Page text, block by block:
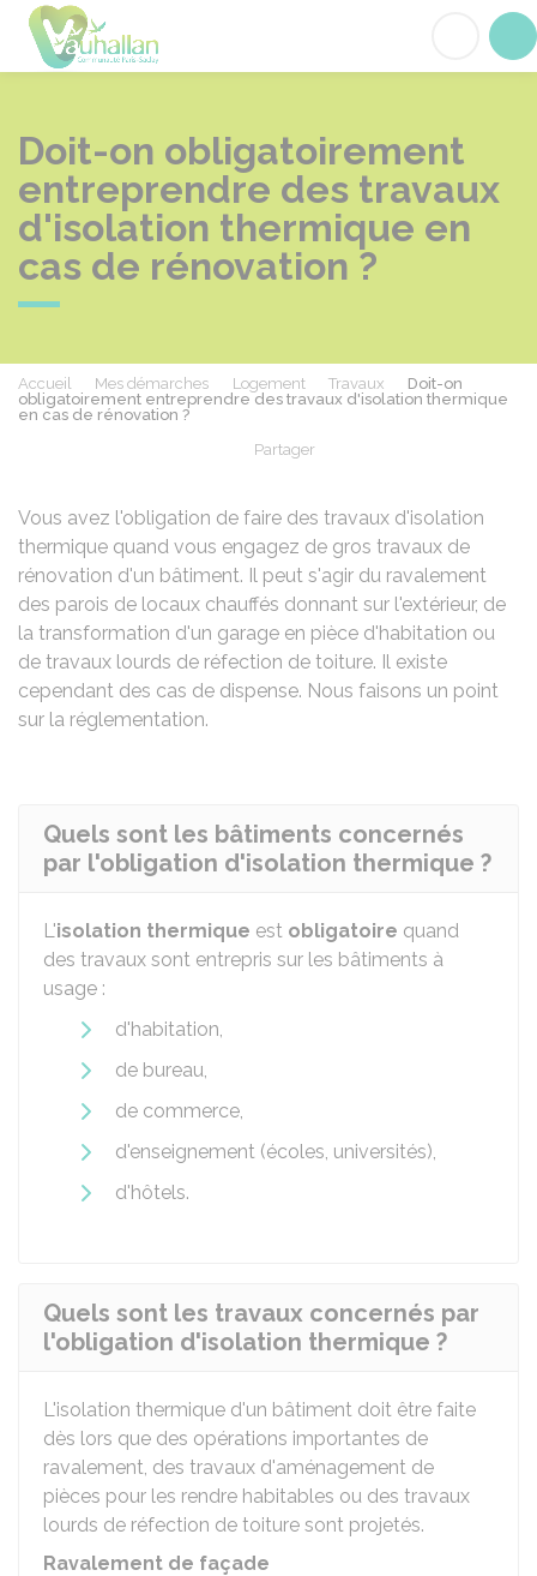
Doit-on obligatoirement
entreprendre des travaux
d'isolation thermique en
cas de rénovation ?
Accueil Mes démarches Logement Travaux
Doit-on
obligatoirement entreprendre des travaux d'isolation thermique
en cas de rénovation ?
Partager
Vous avez l'obligation de faire des travaux d'isolation
thermique quand vous engagez de gros travaux de
rénovation d'un bâtiment. Il peut s'agir du ravalement
des parois de locaux chauffés donnant sur l'extérieur, de
la transformation d'un garage en pièce d'habitation ou
de travaux lourds de réfection de toiture. Il existe
cependant des cas de dispense. Nous faisons un point
sur la réglementation.
Quels sont les bâtiments concernés
par l'obligation d'isolation thermique ?
L'isolation thermique est obligatoire quand
des travaux sont entrepris sur les bâtiments à
usage :
d'habitation,
de bureau,
de commerce,
d'enseignement (écoles, universités),
d'hôtels.
Quels sont les travaux concernés par
l'obligation d'isolation thermique ?
L'isolation thermique d'un bâtiment doit être faite
dès lors que des opérations importantes de
ravalement, des travaux d'aménagement de
pièces pour les rendre habitables ou des travaux
lourds de réfection de toiture sont projetés.
Ravalement de façade